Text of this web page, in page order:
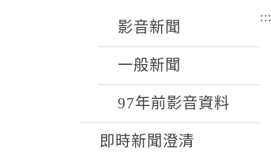
影音新聞
一般新聞
97年前影音資料
即時新聞澄清
:::